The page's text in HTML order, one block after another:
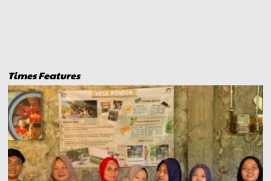
Times Features